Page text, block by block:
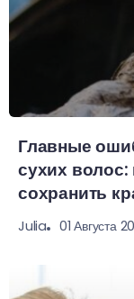
Главные
сухих
сохранить
Julia 01 Августа